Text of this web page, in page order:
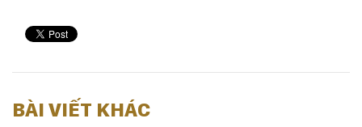
BÀI VIẾT KHÁC